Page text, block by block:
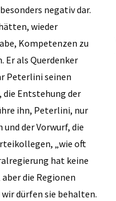
negativ dar.
wieder
Kompetenzen zu
Er als Querdenker
Peterlini seinen
die Entstehung der
ihn, Peterlini, nur
der Vorwurf, die
„wie oft
hat keine
die Regionen
dürfen sie behalten.